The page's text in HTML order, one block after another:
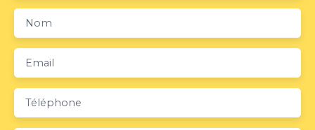
Nom
Email
Téléphone